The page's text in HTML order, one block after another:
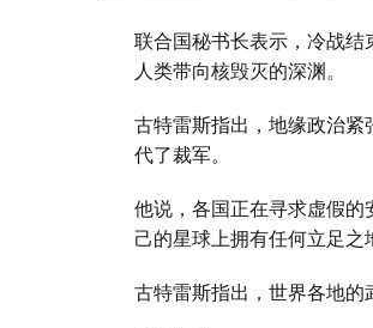
联合国秘书长表示，冷战
人类带向核毁灭的深渊。
古特雷斯指出，地缘政治
代了裁军。
他说，各国正在寻求虚假
己的星球上拥有任何立足之
古特雷斯指出，世界各地的